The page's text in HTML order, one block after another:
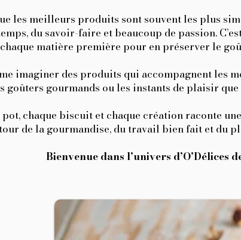
les meilleurs produits sont souvent les plus
du savoir-faire et beaucoup de passion.
chaque matière première pour en préserver le
imaginer des produits qui accompagnent les
goûters gourmands ou les instants de plaisir
pot, chaque biscuit et chaque création raconte
de la gourmandise, du travail bien fait et du
Bienvenue dans l’univers d’O’Délices